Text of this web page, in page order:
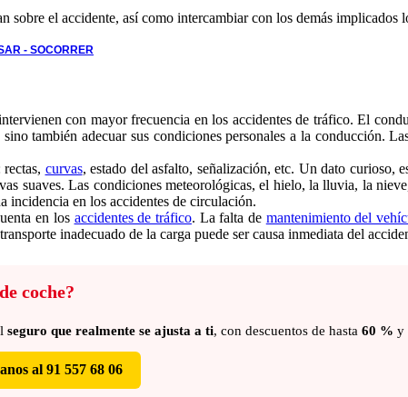
sobre el accidente, así como intercambiar con los demás implicados
- SOCORRER
con mayor frecuencia en los accidentes de tráfico. El
también adecuar sus condiciones personales a la conducción.
curvas, estado del asfalto, señalización, etc. Un dato curioso,
suaves. Las condiciones meteorológicas, el hielo, la lluvia, la
incidencia en los accidentes de circulación.
en los accidentes de tráfico. La falta de mantenimiento del
inadecuado de la carga puede ser causa inmediata del
coche?
seguro que realmente se ajusta a ti, con descuentos de hasta 60 % y
al 91 557 68 06